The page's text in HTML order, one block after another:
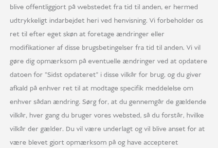
blive offentliggjort på webstedet fra tid til anden, er hermed
udtrykkeligt indarbejdet heri ved henvisning. Vi forbeholder os
ret til efter eget skøn at foretage ændringer eller
modifikationer af disse brugsbetingelser fra tid til anden. Vi vil
gøre dig opmærksom på eventuelle ændringer ved at opdatere
datoen for "Sidst opdateret" i disse vilkår for brug, og du giver
afkald på enhver ret til at modtage specifik meddelelse om
enhver sådan ændring. Sørg for, at du gennemgår de gældende
vilkår, hver gang du bruger vores websted, så du forstår, hvilke
vilkår der gælder. Du vil være underlagt og vil blive anset for at
være blevet gjort opmærksom på og have accepteret